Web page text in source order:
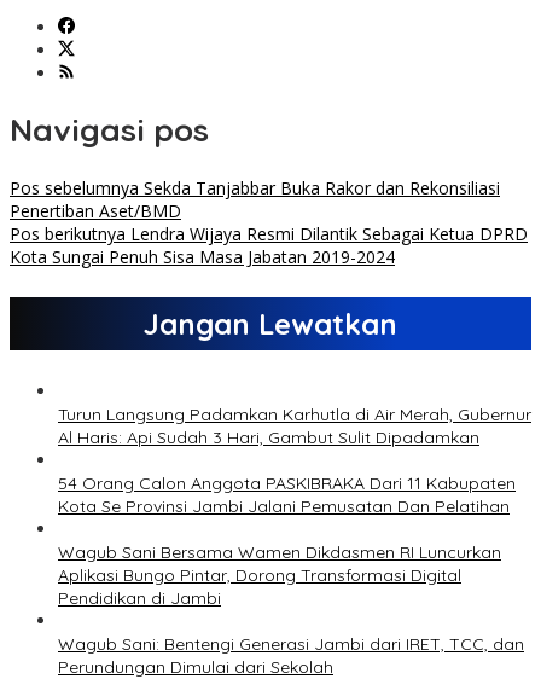
Navigasi pos
Pos sebelumnya Sekda Tanjabbar Buka Rakor dan Rekonsiliasi
Penertiban Aset/BMD
Pos berikutnya Lendra Wijaya Resmi Dilantik Sebagai Ketua DPRD
Kota Sungai Penuh Sisa Masa Jabatan 2019-2024
Jangan Lewatkan
Turun Langsung Padamkan Karhutla di Air Merah, Gubernur
Al Haris: Api Sudah 3 Hari, Gambut Sulit Dipadamkan
54 Orang Calon Anggota PASKIBRAKA Dari 11 Kabupaten
Kota Se Provinsi Jambi Jalani Pemusatan Dan Pelatihan
Wagub Sani Bersama Wamen Dikdasmen RI Luncurkan
Aplikasi Bungo Pintar, Dorong Transformasi Digital
Pendidikan di Jambi
Wagub Sani: Bentengi Generasi Jambi dari IRET, TCC, dan
Perundungan Dimulai dari Sekolah